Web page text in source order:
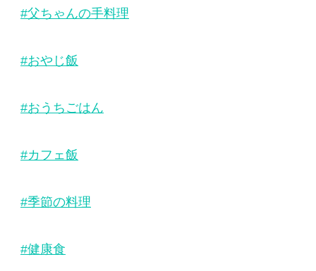
#父ちゃんの手料理
#おやじ飯
#おうちごはん
#カフェ飯
#季節の料理
#健康食